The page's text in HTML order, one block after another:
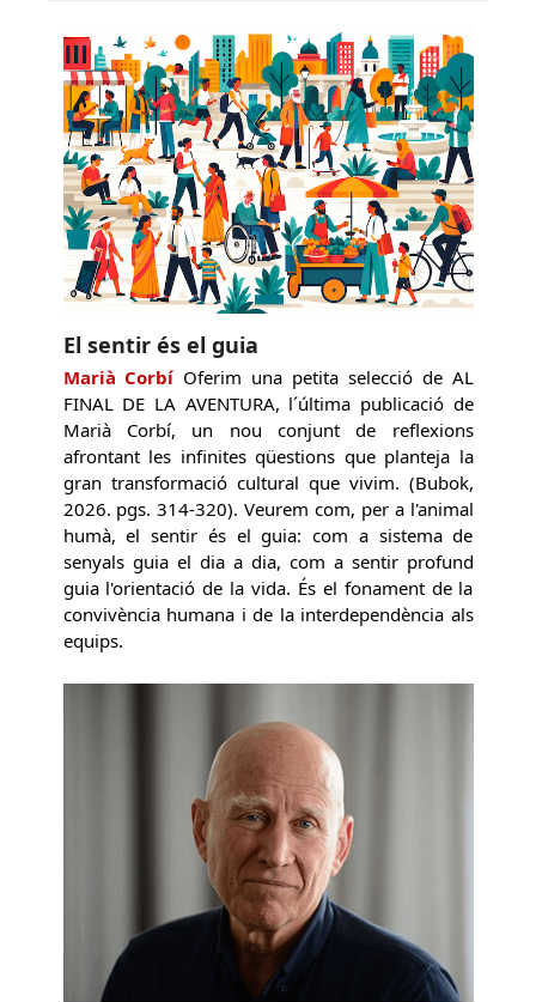
El sentir és el guia
Marià Corbí Oferim una petita selecció de AL
FINAL DE LA AVENTURA, l´última publicació de
Marià Corbí, un nou conjunt de reflexions
afrontant les infinites qüestions que planteja la
gran transformació cultural que vivim. (Bubok,
2026. pgs. 314-320). Veurem com, per a l'animal
humà, el sentir és el guia: com a sistema de
senyals guia el dia a dia, com a sentir profund
guia l'orientació de la vida. És el fonament de la
convivència humana i de la interdependència als
equips.